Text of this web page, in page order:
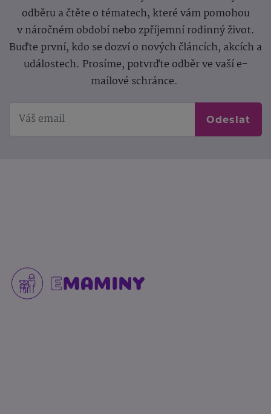
odběru a čtěte o tématech, které vám pomohou
v náročném období nebo zpříjemní rodinný život.
Buďte první, kdo se dozví o nových článcích, akcích a
událostech. Prosíme, potvrďte odběr ve vaší e-
mailové schránce.
Odeslat